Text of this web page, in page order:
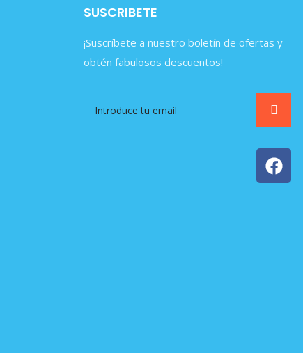
SUSCRIBETE
¡Suscríbete a nuestro boletín de ofertas y
obtén fabulosos descuentos!